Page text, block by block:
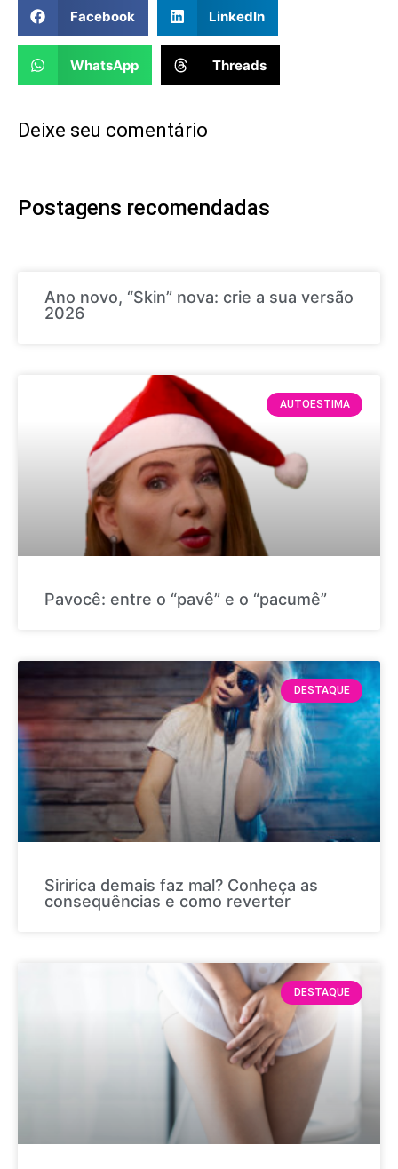
Facebook LinkedIn
WhatsApp Threads
Deixe seu comentário
Postagens recomendadas
Ano novo, “Skin” nova: crie a sua versão
2026
AUTOESTIMA
Pavocê: entre o “pavê” e o “pacumê”
DESTAQUE
Siririca demais faz mal? Conheça as
consequências e como reverter
DESTAQUE